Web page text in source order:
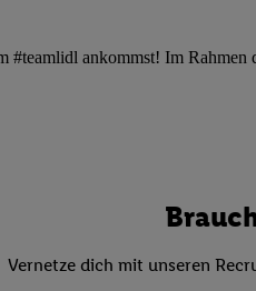
#teamlidl ankommst! Im Rahmen
Vernetze dich mit unseren
von Zielgruppen